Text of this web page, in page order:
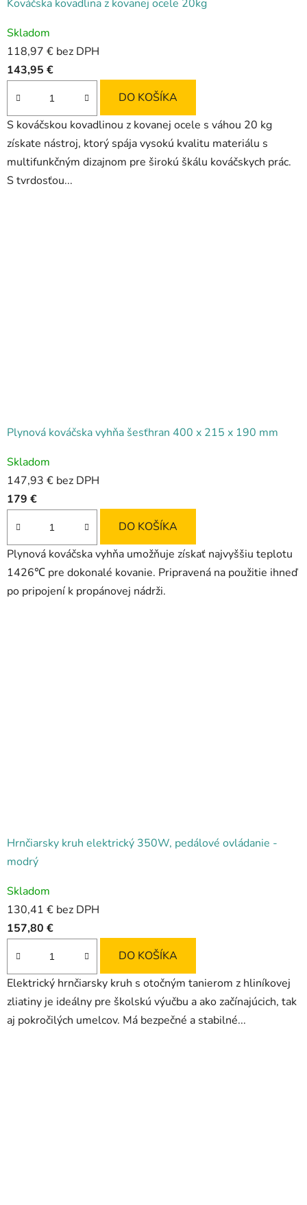
Kováčska kovadlina z kovanej ocele 20kg
Skladom
118,97 € bez DPH
143,95 €
DO KOŠÍKA
S kováčskou kovadlinou z kovanej ocele s váhou 20 kg
získate nástroj, ktorý spája vysokú kvalitu materiálu s
multifunkčným dizajnom pre širokú škálu kováčskych prác.
S tvrdosťou...
Plynová kováčska vyhňa šesťhran 400 x 215 x 190 mm
hodnotenie
produktu
je
4,3
z
5
hviezdičiek.
Skladom
147,93 € bez DPH
179 €
DO KOŠÍKA
Plynová kováčska vyhňa umožňuje získať najvyššiu teplotu
1426℃ pre dokonalé kovanie. Pripravená na použitie ihneď
po pripojení k propánovej nádrži.
Hrnčiarsky kruh elektrický 350W, pedálové ovládanie -
modrý
hodnotenie
produktu
je
4,3
z
5
hviezdičiek.
Skladom
130,41 € bez DPH
157,80 €
DO KOŠÍKA
Elektrický hrnčiarsky kruh s otočným tanierom z hliníkovej
zliatiny je ideálny pre školskú výučbu a ako začínajúcich, tak
aj pokročilých umelcov. Má bezpečné a stabilné...